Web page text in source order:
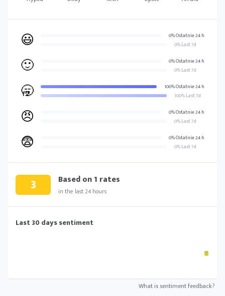
😃
0% Ostatnie 24 h
0% Last 7d
🙂
0% Ostatnie 24 h
0% Last 7d
🥱
100% Ostatnie 24 h
100% Last 7d
😠
0% Ostatnie 24 h
0% Last 7d
😨
0% Ostatnie 24 h
0% Last 7d
3 Based on1 rates
in the last 24 hours
Last 30 days sentiment
What is sentiment feedback?